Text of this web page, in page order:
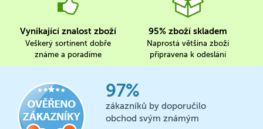
Vynikající znalost zboží
Veškerý sortinent dobře
známe a poradíme
95% zboží skladem
Naprostá většina zboží
připravena k odeslání
97%
zákazníků by doporučilo
obchod svým známým